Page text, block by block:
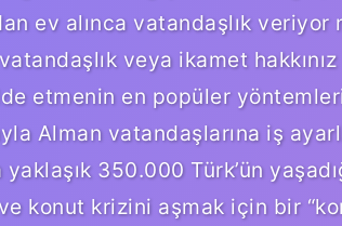
ev alınca vatandaşlık veriyor
veya ikamet
etmenin en popüler
Alman vatandaşlarına iş
350.000 Türk’ün
konut krizini aşmak için bir